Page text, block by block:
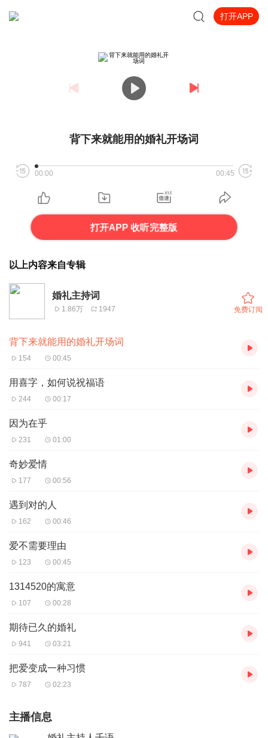
打开APP
背下来就能用的婚礼开场词
00:00 00:45
打开APP 收听完整版
以上内容来自专辑
婚礼主持词
1.86万 1947 免费订阅
背下来就能用的婚礼开场词
154 00:45
用喜字，如何说祝福语
244 00:17
因为在乎
231 01:00
奇妙爱情
177 00:56
遇到对的人
162 00:46
爱不需要理由
123 00:45
1314520的寓意
107 00:28
期待已久的婚礼
941 03:21
把爱变成一种习惯
787 02:23
主播信息